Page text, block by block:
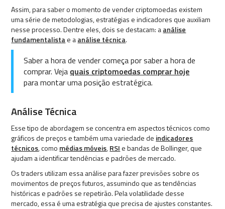
Assim, para saber o momento de vender criptomoedas existem
uma série de metodologias, estratégias e indicadores que auxiliam
nesse processo. Dentre eles, dois se destacam: aanálise
fundamentalistae aanálise técnica.
Saber a hora de vender começa por saber a hora de
comprar. Veja quais criptomoedas comprar hoje
para montar uma posição estratégica.
Análise Técnica
Esse tipo de abordagem se concentra em aspectos técnicos como
gráficos de preços e também uma variedade de indicadores
técnicos, como médias móveis,RSI e bandas de Bollinger, que
ajudam a identificar tendências e padrões de mercado.
Os traders utilizam essa análise para fazer previsões sobre os
movimentos de preços futuros, assumindo que as tendências
históricas e padrões se repetirão. Pela volatilidade desse
mercado, essa é uma estratégia que precisa de ajustes constantes.